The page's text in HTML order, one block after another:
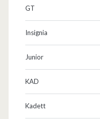
GT
Insignia
Junior
KAD
Kadett